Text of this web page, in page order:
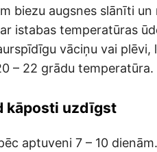
biezu augsnes slānīti
istabas temperatūras
vāciņu vai
– 22 grādu temperatūra.
kāposti uzdīgst
aptuveni 7 – 10